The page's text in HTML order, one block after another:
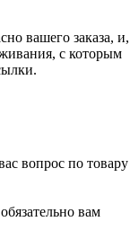
вашего заказа, и,
с которым
вопрос по товару
вам